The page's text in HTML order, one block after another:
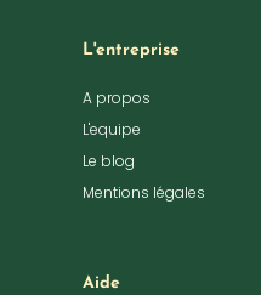
L'entreprise
A propos
L'equipe
Le blog
Mentions légales
Aide